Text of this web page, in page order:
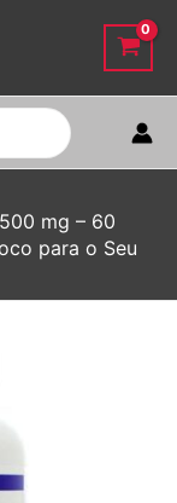
mg – 60
para o Seu